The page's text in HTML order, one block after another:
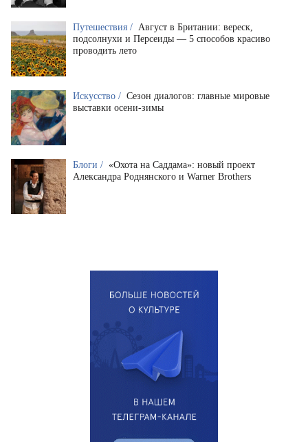
Путешествия / Август в Британии: вереск,
подсолнухи и Персеиды — 5 способов красиво
проводить лето
Искусство / Сезон диалогов: главные мировые
выставки осени-зимы
Блоги / «Охота на Саддама»: новый проект
Александра Роднянского и Warner Brothers